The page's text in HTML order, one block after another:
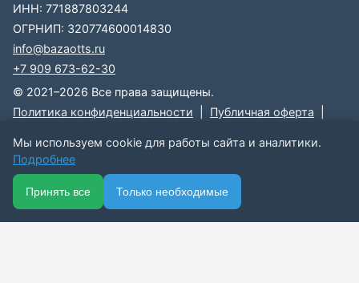
ИНН: 771887803244
ОГРНИП: 320774600014830
info@bazaotts.ru
+7 909 673-62-30
© 2021–2026 Все права защищены.
Политика конфиденциальности
Публичная оферта
Разработка сайта — Скарабей Софт
Принимаем к оплате: Visa Mastercard
🏠
Главная
📋
Каталог
📅
Подписки
Мы используем cookie для работы сайта и аналитики.
Подробнее
Принять все Только необходимые